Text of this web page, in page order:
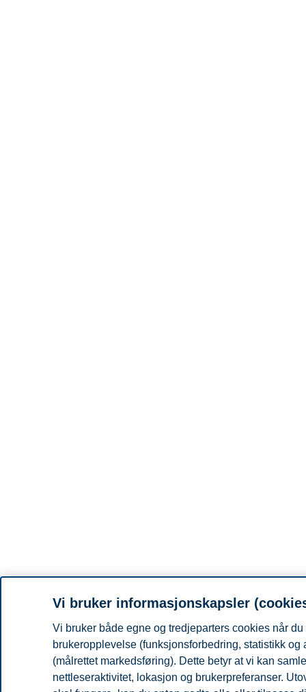
Vi bruker informasjonskapsler
Vi bruker både egne og tredjeparters cookies når
brukeropplevelse (funksjonsforbedring, statistikk
(målrettet markedsføring). Dette betyr at vi kan
nettleseraktivitet, lokasjon og brukerpreferanser.